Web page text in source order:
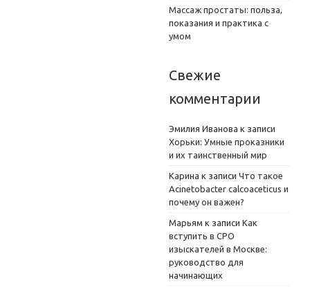
Массаж простаты: польза,
показания и практика с
умом
Свежие
комментарии
Эмилия Иванова к записи
Хорьки: Умные проказники
и их таинственный мир
Карина к записи Что такое
Acinetobacter calcoaceticus и
почему он важен?
Марьям к записи Как
вступить в СРО
изыскателей в Москве:
руководство для
начинающих